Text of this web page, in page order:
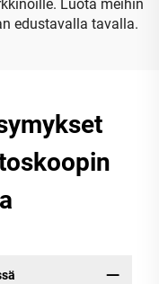
Luota meihin
edustavalla tavalla.